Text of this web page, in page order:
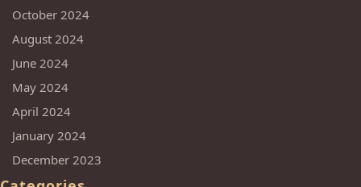
October 2024
August 2024
June 2024
May 2024
April 2024
January 2024
December 2023